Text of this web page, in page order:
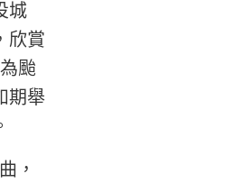
城
欣賞
颱
期舉
，